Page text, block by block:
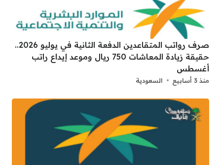
صرف رواتب المتقاعدين الدفعة الثانية في يوليو 2026..
حقيقة زيادة المعاشات 750 ريال وموعد إيداع راتب
أغسطس
منذ 3 أسابيع السعودية